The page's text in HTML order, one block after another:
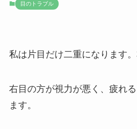
目のトラブル
私は片目だけ二重になります。
右目の方が視力が悪く、疲れ
ます。